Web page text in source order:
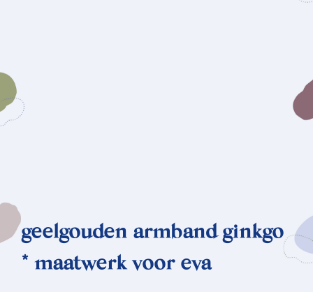
geelgouden armband ginkgo
* maatwerk voor eva